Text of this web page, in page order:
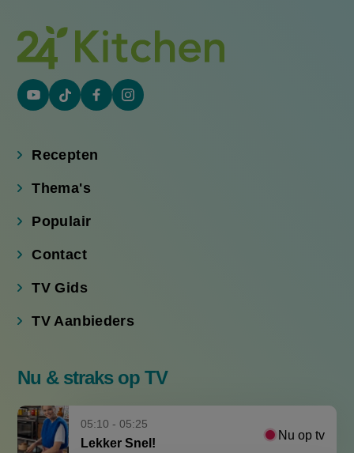
YouTube
link)
Tiktok
link)
Facebook
link)
Instagram
Recepten
Thema's
Populair
Contact
TV Gids
TV Aanbieders
Nu & straks op TV
05:10 - 05:25
Lekker Snel!
Nu op tv